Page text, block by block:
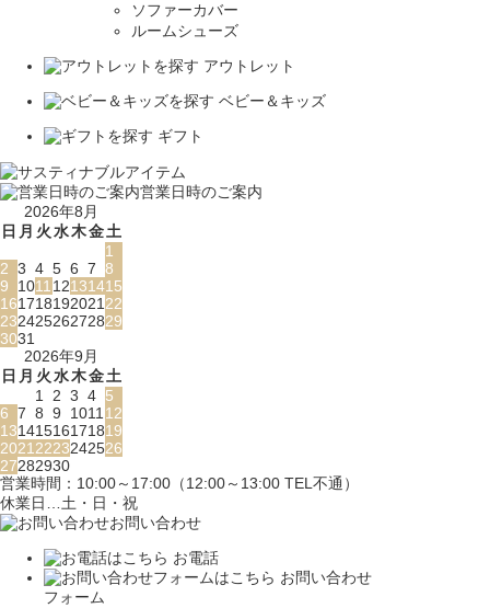
ソファーカバー
ルームシューズ
アウトレット
ベビー＆キッズ
ギフト
営業日時のご案内
2026年8月
日 月 火水木金土
1
2 3 4 5 6 7 8
9
101112131415
16171819202122
23242526272829
3031
2026年9月
日 月 火水木金土
1 2 3 4 5
6 7 8 9 101112
13141516171819
20212223242526
27282930
営業時間：10:00～17:00（12:00～13:00 TEL不通）
休業日…土・日・祝
お問い合わせ
お電話
お問い合わせ
フォーム